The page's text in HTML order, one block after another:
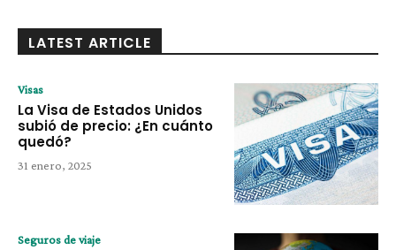
LATEST ARTICLE
Visas
La Visa de Estados Unidos
subió de precio: ¿En cuánto
quedó?
31 enero, 2025
Seguros de viaje